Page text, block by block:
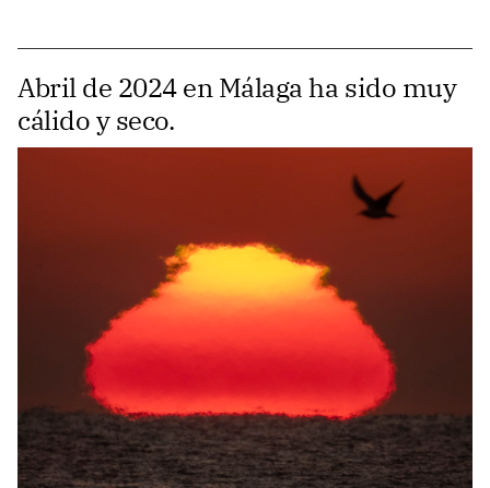
Abril de 2024 en Málaga ha sido muy
cálido y seco.